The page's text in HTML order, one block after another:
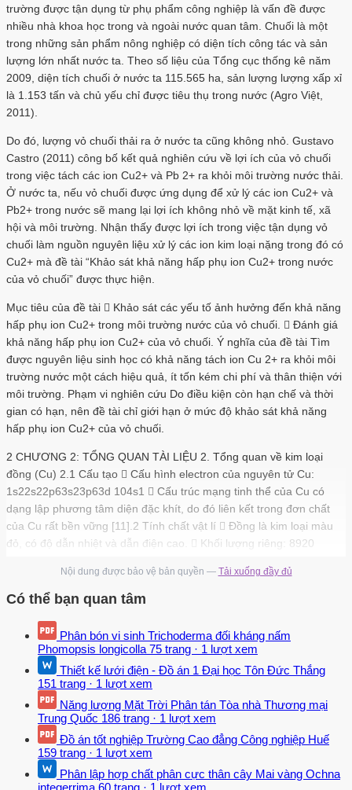
trường được tận dụng từ phụ phẩm công nghiệp là vấn đề được
nhiều nhà khoa học trong và ngoài nước quan tâm. Chuối là một
trong những sản phẩm nông nghiệp có diện tích công tác và sản
lượng lớn nhất nước ta. Theo số liệu của Tổng cục thống kê năm
2009, diện tích chuối ở nước ta 115.565 ha, sản lượng lượng xấp xỉ
là 1.153 tấn và chủ yếu chỉ được tiêu thụ trong nước (Agro Việt,
2011).
Do đó, lượng vỏ chuối thải ra ở nước ta cũng không nhỏ. Gustavo
Castro (2011) công bố kết quả nghiên cứu về lợi ích của vỏ chuối
trong việc tách các ion Cu2+ và Pb 2+ ra khỏi môi trường nước thải.
Ở nước ta, nếu vỏ chuối được ứng dụng để xử lý các ion Cu2+ và
Pb2+ trong nước sẽ mang lại lợi ích không nhỏ về mặt kinh tế, xã
hội và môi trường. Nhận thấy được lợi ích trong việc tận dụng vỏ
chuối làm nguồn nguyên liệu xử lý các ion kim loại nặng trong đó có
Cu2+ mà đề tài “Khảo sát khả năng hấp phụ ion Cu2+ trong nước
của vỏ chuối” được thực hiện.
Mục tiêu của đề tài  Khảo sát các yếu tố ảnh hưởng đến khả năng
hấp phụ ion Cu2+ trong môi trường nước của vỏ chuối.  Đánh giá
khả năng hấp phụ ion Cu2+ của vỏ chuối. Ý nghĩa của đề tài Tìm
được nguyên liệu sinh học có khả năng tách ion Cu 2+ ra khỏi môi
trường nước một cách hiệu quả, ít tốn kém chi phí và thân thiện với
môi trường. Phạm vi nghiên cứu Do điều kiện còn hạn chế và thời
gian có hạn, nên đề tài chỉ giới hạn ở mức độ khảo sát khả năng
hấp phụ ion Cu2+ của vỏ chuối.
2 CHƯƠNG 2: TỔNG QUAN TÀI LIỆU 2. Tổng quan về kim loại
đồng (Cu) 2.1 Cấu tạo  Cấu hình electron của nguyên tử Cu:
1s22s22p63s23p63d 104s1  Cấu trúc mạng tinh thể của Cu có
dạng lập phương tâm diện đặc khít, do đó liên kết trong đơn chất
của Cu rất bền vững [11].2 Tính chất vật lí  Đồng là kim loại màu
đỏ, có độ dẫn nhiệt và dẫn điện cao.  Khối lượng riêng: 8920
J/kg.độ  Điểm nóng chảy: 1357,6 K  Điểm sôi: 2840 K [11] 2.3
Tính chất hóa học  Đồng là kim loại kém hoạt động, có tính khử
thành Cu2+.
 Đồng có khả năng phản ứng với : + Một số phi kim: O2, Cl2, Br,
S… + Acid H2SO4 đặc cho khí SO2. + HNO3 cho NO2 hay NO. +
Dung dịch muối: Ag+, Fe3+… [11] 3 2.4 Hàm lượng Cu trong nước
tự nhiên và nước thải công nghiệp  Trong nước tự nhiên, hàm
lượng Cu thường không đáng kể, dao động trong khoảng từ 0,001
mg/L – 1 mg/L.  Hàm lượng Cu trong nước thải của các nhà máy,
xí nghiệp: + Nhà máy sản xuất Pb – Zn: Hàm lượng Cu trong nước
thải khoảng từ 0,4 – 0,8 mg/L.
Nội dung được bảo vệ bản quyền — Tải xuống đầy đủ
Có thể bạn quan tâm
Phân bón vi sinh Trichoderma đối kháng nấm
Phomopsis longicolla 75 trang · 1 lượt xem
Thiết kế lưới điện - Đồ án 1 Đại học Tôn Đức Thắng
151 trang · 1 lượt xem
Năng lượng Mặt Trời Phân tán Tòa nhà Thương mại
Trung Quốc 186 trang · 1 lượt xem
Đồ án tốt nghiệp Trường Cao đẳng Công nghiệp Huế
159 trang · 1 lượt xem
Phân lập hợp chất phân cực thân cây Mai vàng Ochna